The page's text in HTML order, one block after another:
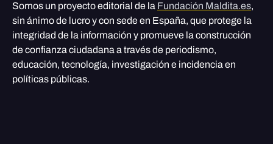
Somos un proyecto editorial de la Fundación Maldita.es,
sin ánimo de lucro y con sede en España, que protege la
integridad de la información y promueve la construcción
de confianza ciudadana a través de periodismo,
educación, tecnología, investigación e incidencia en
políticas públicas.